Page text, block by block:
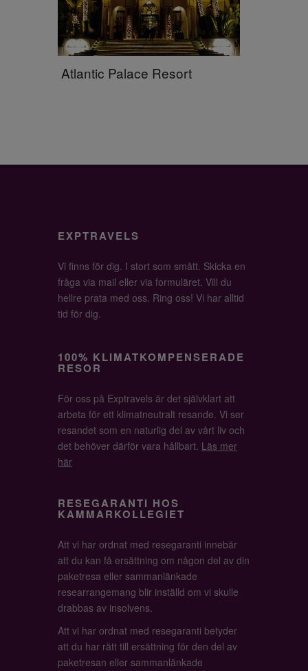
Atlantic Palace Resort
EXPTRAVELS
Vi finns för dig. I stort som smått. Skicka en
fråga via mail eller via formuläret. Vill du
hellre prata med oss. Ring oss! Vi har alltid
tid för dig.
100% KLIMATKOMPENSERADE
RESOR
För oss på Exptravels är det självklart att
arbeta för ett klimatneutralt resande. Vi ser
resandet som en naturlig del av vårt liv och
det behöver därför vara hållbart. Läs mer
här
RESEGARANTI HOS
KAMMARKOLLEGIET
Att vi har ordnat med resegaranti innebär
att du kan få ersättning om någon del av din
paketresa eller sammanlänkade
researrangemang blir inställd om vi skulle
drabbas av insolvens.
Att vi har ordnat med resegaranti betyder
att du har rätt till ersättning för den del av
paketresan eller sammanlänkade